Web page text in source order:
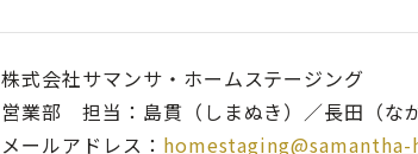
株式会社サマンサ・ホームステージング
営業部 担当：島貫（しまぬき）／長田（なが
メールアドレス： homestaging@samantha-